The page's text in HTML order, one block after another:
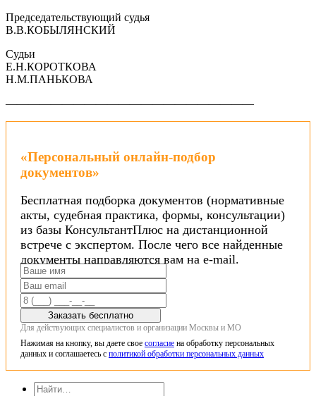
Председательствующий судья
В.В.КОБЫЛЯНСКИЙ
Судьи
Е.Н.КОРОТКОВА
Н.М.ПАНЬКОВА
——————————————————————
«Персональный онлайн-подбор
документов»
Бесплатная подборка документов (нормативные
акты, судебная практика, формы, консультации)
из базы КонсультантПлюс на дистанционной
встрече с экспертом. После чего все найденные
документы направляются вам на e-mail.
Заказать бесплатно
Для действующих специалистов и организации Москвы и МО
Нажимая на кнопку, вы даете свое согласие на обработку персональных
данных и соглашаетесь с политикой обработки персональных данных